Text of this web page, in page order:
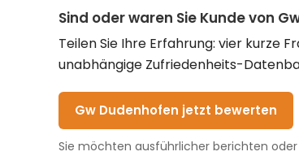
Sind oder waren Sie Kunde von
Teilen Sie Ihre Erfahrung: vier kurze
unabhängige Zufriedenheits-
Gw Dudenhofen jetzt bewerten
Sie möchten ausführlicher berichten